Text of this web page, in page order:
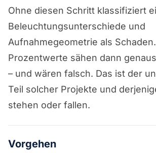
Ohne diesen Schritt klassifiziert
Beleuchtungsunterschiede und
Aufnahmegeometrie als
Prozentwerte sähen dann
– und wären falsch. Das ist der
Teil solcher Projekte und
stehen oder fallen.
Vorgehen